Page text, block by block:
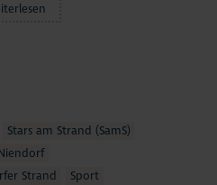
Stars am Strand (SamS)
Strand
Sport